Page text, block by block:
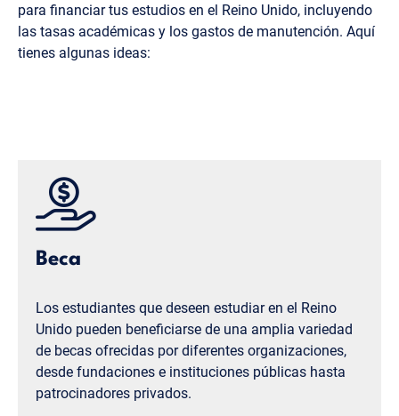
para financiar tus estudios en el Reino Unido, incluyendo
las tasas académicas y los gastos de manutención. Aquí
tienes algunas ideas:
Beca
Los estudiantes que deseen estudiar en el Reino
Unido pueden beneficiarse de una amplia variedad
de becas ofrecidas por diferentes organizaciones,
desde fundaciones e instituciones públicas hasta
patrocinadores privados.